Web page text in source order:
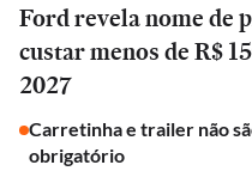
Ford revela nome de
custar menos de R$
2027
Carretinha e trailer não
obrigatório